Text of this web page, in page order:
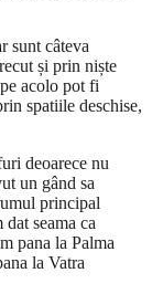
sunt câteva
și prin niște
acolo pot fi
spatiile deschise,
deoarece nu
un gând sa
principal
seama ca
pana la Palma
la Vatra